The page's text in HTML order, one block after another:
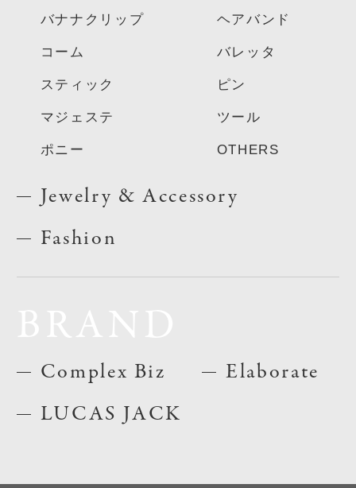
バナナクリップ
コーム
スティック
マジェステ
ポニー
ヘアバンド
バレッタ
ピン
ツール
OTHERS
Jewelry & Accessory
Fashion
Complex Biz
LUCAS JACK
Elaborate